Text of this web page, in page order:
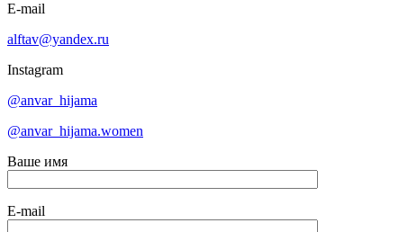
E-mail
alftav@yandex.ru
Instagram
@anvar_hijama
@anvar_hijama.women
Ваше имя
E-mail